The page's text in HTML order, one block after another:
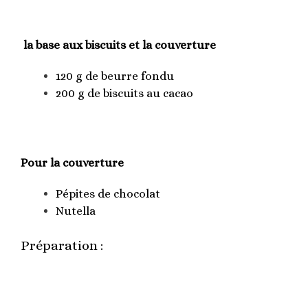
la base aux biscuits et la couverture
120 g de beurre fondu
200 g de biscuits au cacao
Pour la couverture
Pépites de chocolat
Nutella
Préparation :